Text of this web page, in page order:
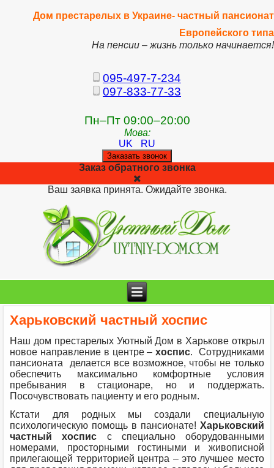
Дом престарелых в Украине- частный пансионат
Европейского типа
На пенсии – жизнь только начинается!
095-497-7-234
097-833-77-33
Пн–Пт 09:00–20:00
Мова:
UK
RU
Заказать звонок
Заказ обратного звонка
Ваш заявка принята. Ожидайте звонка.
Харьковский частный хоспис
Наш дом престарелых Уютный Дом в Харькове открыл
новое направление в центре – хоспис. Сотрудниками
пансионата делается все возможное, чтобы не только
обеспечить максимально комфортные условия
пребывания в стационаре, но и поддержать.
Посочувствовать пациенту и его родным.
Кстати для родных мы создали специальную
психологическую помощь в пансионате! Харьковский
частный хоспис с специально оборудованными
номерами, просторными гостиными и живописной
прилегающей территорией центра – это лучшее место